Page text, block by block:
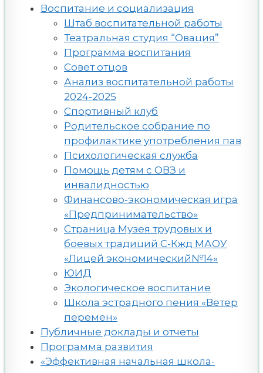
Воспитание и социализация
Штаб воспитательной работы
Театральная студия “Овация”
Программа воспитания
Совет отцов
Анализ воспитательной работы
2024-2025
Спортивный клуб
Родительское собрание по
профилактике употребления пав
Психологическая служба
Помощь детям с ОВЗ и
инвалидностью
Финансово-экономическая игра
«Предпринимательство»
Страница Музея трудовых и
боевых традиций С-Кжд МАОУ
«Лицей экономический№14»
ЮИД
Экологическое воспитание
Школа эстрадного пения «Ветер
перемен»
Публичные доклады и отчеты
Программа развития
«Эффективная начальная школа-